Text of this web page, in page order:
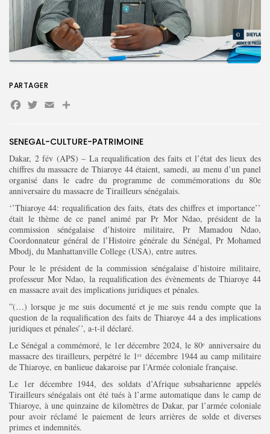
for:
SENEGAL-CULTURE-PATRIMOINE
Dakar, 2 fév (APS) – La requalification des faits et l’état des lieux des
chiffres du massacre de Thiaroye 44 étaient, samedi, au menu d’un panel
organisé dans le cadre du programme de commémorations du 80e
anniversaire du massacre de Tirailleurs sénégalais.
‘’Thiaroye 44: requalification des faits, états des chiffres et importance’’
était le thème de ce panel animé par Pr Mor Ndao, président de la
commission sénégalaise d’histoire militaire, Pr Mamadou Ndao,
Coordonnateur général de l’Histoire générale du Sénégal, Pr Mohamed
Mbodj, du Manhattanville College (USA), entre autres.
Pour le le président de la commission sénégalaise d’histoire militaire,
professeur Mor Ndao, la requalification des évènements de Thiaroye 44
en massacre avait des implications juridiques et pénales.
”(…) lorsque je me suis documenté et je me suis rendu compte que la
question de la requalification des faits de Thiaroye 44 a des implications
juridiques et pénales’’, a-t-il déclaré.
Le Sénégal a commémoré, le 1er décembre 2024, le 80ᵉ anniversaire du
massacre des tirailleurs, perpétré le 1ᵉʳ décembre 1944 au camp militaire
de Thiaroye, en banlieue dakaroise par l’Armée coloniale française.
Le 1er décembre 1944, des soldats d’Afrique subsaharienne appelés
Tirailleurs sénégalais ont été tués à l’arme automatique dans le camp de
Thiaroye, à une quinzaine de kilomètres de Dakar, par l’armée coloniale
pour avoir réclamé le paiement de leurs arrières de solde et diverses
primes et indemnités.
PARTAGER
Facebook
Twitter
EmailPartager